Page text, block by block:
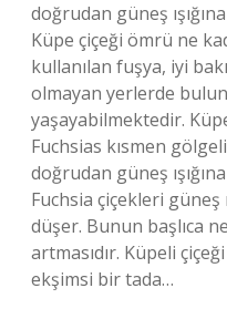
doğrudan güneş
Küpe çiçeği ömrü ne
kullanılan fuşya, iyi
olmayan yerlerde
yaşayabilmektedir.
Fuchsias kısmen
doğrudan güneş
Fuchsia çiçekleri güneş
düşer. Bunun başlıca
artmasıdır. Küpeli
ekşimsi bir tada…